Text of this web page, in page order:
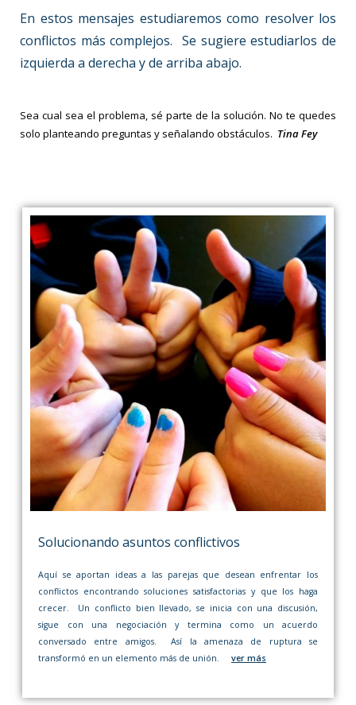
En estos mensajes estudiaremos como resolver los
conflictos más complejos. Se sugiere estudiarlos de
izquierda a derecha y de arriba abajo.
Sea cual sea el problema, sé parte de la solución. No te quedes
solo planteando preguntas y señalando obstáculos. Tina Fey
Solucionando asuntos conflictivos
Aquí se aportan ideas a las parejas que desean enfrentar los
conflictos encontrando soluciones satisfactorias y que los haga
crecer. Un conflicto bien llevado, se inicia con una discusión,
sigue con una negociación y termina como un acuerdo
conversado entre amigos. Así la amenaza de ruptura se
transformó en un elemento más de unión. ver más